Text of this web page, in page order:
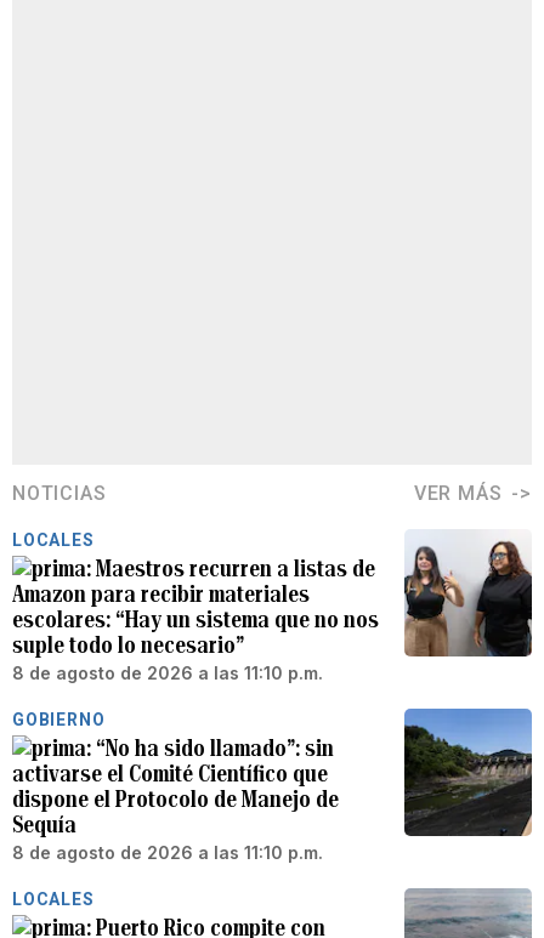
NOTICIAS VER MÁS
LOCALES
Maestros recurren a listas de
Amazon para recibir materiales
escolares: “Hay un sistema que no nos
suple todo lo necesario”
8 de agosto de 2026 a las 11:10 p.m.
GOBIERNO
“No ha sido llamado”: sin
activarse el Comité Científico que
dispone el Protocolo de Manejo de
Sequía
8 de agosto de 2026 a las 11:10 p.m.
LOCALES
Puerto Rico compite con